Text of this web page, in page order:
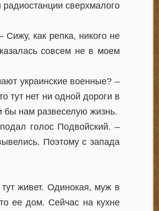
сверхмалого
как репка, никого не
совсем не в моем
украинские военные? –
тут нет ни одной дороги в
бы нам развеселую жизнь.
голос Подвойский. –
Поэтому с запада
живет. Одинокая, муж в
ее дом. Сейчас на кухне